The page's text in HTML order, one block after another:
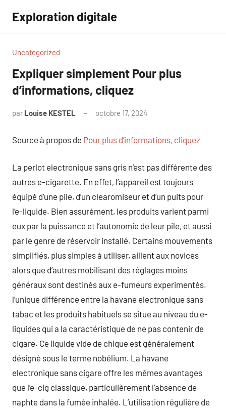
contenu
Exploration digitale
Uncategorized
Expliquer simplement Pour plus
d’informations, cliquez
par Louise KESTEL octobre 17, 2024
Source à propos de Pour plus d’informations, cliquez
La perlot electronique sans gris n’est pas différente des
autres e-cigarette. En effet, l’appareil est toujours
équipé d’une pile, d’un clearomiseur et d’un puits pour
l’e-liquide. Bien assurément, les produits varient parmi
eux par la puissance et l’autonomie de leur pile, et aussi
par le genre de réservoir installé. Certains mouvements
simplifiés, plus simples à utiliser, aillent aux novices
alors que d’autres mobilisant des réglages moins
généraux sont destinés aux e-fumeurs experimentés.
l’unique différence entre la havane electronique sans
tabac et les produits habituels se situe au niveau du e-
liquides qui a la caractéristique de ne pas contenir de
cigare. Ce liquide vide de chique est généralement
désigné sous le terme nobélium. La havane
electronique sans cigare offre les mêmes avantages
que l’e-cig classique, particulièrement l’absence de
naphte dans la fumée inhalée. L’utilisation régulière de